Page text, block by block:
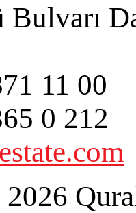
Bulvarı
11 00
0 212